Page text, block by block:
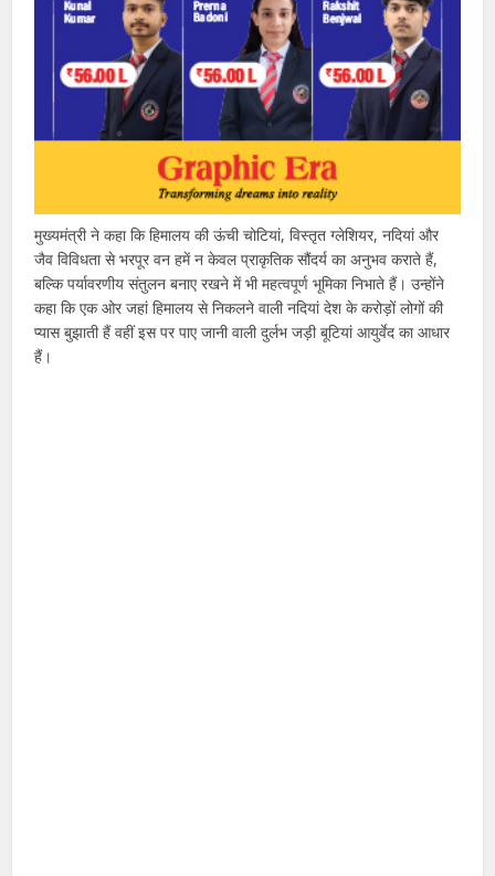
मुख्यमंत्री ने कहा कि हिमालय की ऊंची चोटियां, विस्तृत ग्लेशियर, नदियां और
जैव विविधता से भरपूर वन हमें न केवल प्राकृतिक सौंदर्य का अनुभव कराते हैं,
बल्कि पर्यावरणीय संतुलन बनाए रखने में भी महत्वपूर्ण भूमिका निभाते हैं। उन्होंने
कहा कि एक ओर जहां हिमालय से निकलने वाली नदियां देश के करोड़ों लोगों की
प्यास बुझाती हैं वहीं इस पर पाए जानी वाली दुर्लभ जड़ी बूटियां आयुर्वेद का आधार
हैं।